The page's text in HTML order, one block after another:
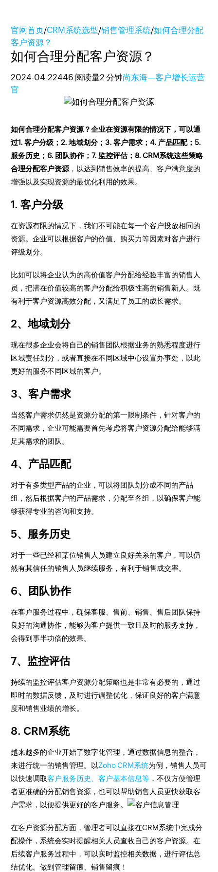
官网首页/CRM系统选型/销售管理系统/如何合理分配
客户资源？
如何合理分配客户资源？
2024-04-22446 阅读量2 分钟尚东海—客户增长运营
官
如何合理分配客户资源？企业在资源有限的情况下，可以通
过1. 客户分级；2. 地域划分；3. 客户需求；4. 产品匹配；5.
服务历史；6. 团队协作；7. 监控评估；8. CRM系统这些策略
合理分配客户资源 ，以达到销售效率的提高、客户满意度的
增强以及实现资源的最优化利用的效果。
1. 客户分级
在资源有限的情况下，我们不可能在每一个客户投放相同的
资源。企业可以根据客户的价值、购买力等因素对客户进行
评级划分。
比如可以将企业认为的高价值客户分配给经验丰富的销售人
员，把潜在价值较高的客户分配给积极性高的销售新人。既
有利于客户资源高效分配，又满足了员工的成长需求。
2、地域划分
现在很多企业会将自己的销售团队根据业务的熟悉程度进行
区域责任划分，或者直接在不同区域中心设置办事处，以此
更好的服务不同区域的客户。
3、客户需求
当然客户需求仍然是资源分配的第一限制条件，针对客户的
不同需求，企业可能需要首先考虑将客户资源分配给能够满
足其需求的团队。
4、产品匹配
对于有多类型产品的企业，可以将团队划分成不同的产品
组，然后根据客户的产品需求，分配至各组，以确保客户能
够获得专业的咨询和支持。
5、服务历史
对于一些已经和某位销售人员建立良好关系的客户，可以仍
然有其信任的销售人员继续服务，有利于销售成交率。
6、团队协作
在客户服务过程中，确保客服、售前、销售、售后团队保持
良好的沟通协作，能够为客户提供一致且及时的服务支持，
会得到事半功倍的效果。
7、监控评估
持续的监控评估客户资源分配策略也是非常有必要的，通过
即时的数据反馈，及时进行调整优化，保证良好的客户满意
度和销售业绩的增长。
8. CRM系统
越来越多的企业开始了数字化管理，通过数据信息的整合，
来进行统一的销售管理。以Zoho CRM系统为例，销售人员可
以快速调取客户服务历史、客户基本信息等 ，不仅方便管理
者更准确的分配销售资源，也可以帮助销售人员更快获取客
户需求，以便提供更好的客户服务。
在客户资源分配方面，管理者可以直接在CRM系统中完成分
配操作，系统会实时提醒相关人员查收自己的客户资源。在
后续客户服务过程中，可以实时监控相关数据，进行评估总
结优化。做到管理留痕、销售留痕！